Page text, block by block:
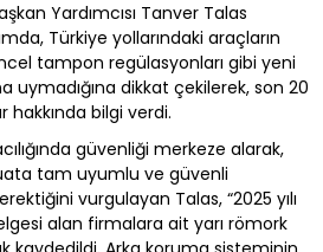
Yardımcısı Tanver Talas
Türkiye yollarındaki araçların
tampon regülasyonları gibi yeni
uymadığına dikkat çekilerek, son 20
hakkında bilgi verdi.
güvenliği merkeze alarak,
tam uyumlu ve güvenli
vurgulayan Talas, “2025 yılı
alan firmalara ait yarı römork